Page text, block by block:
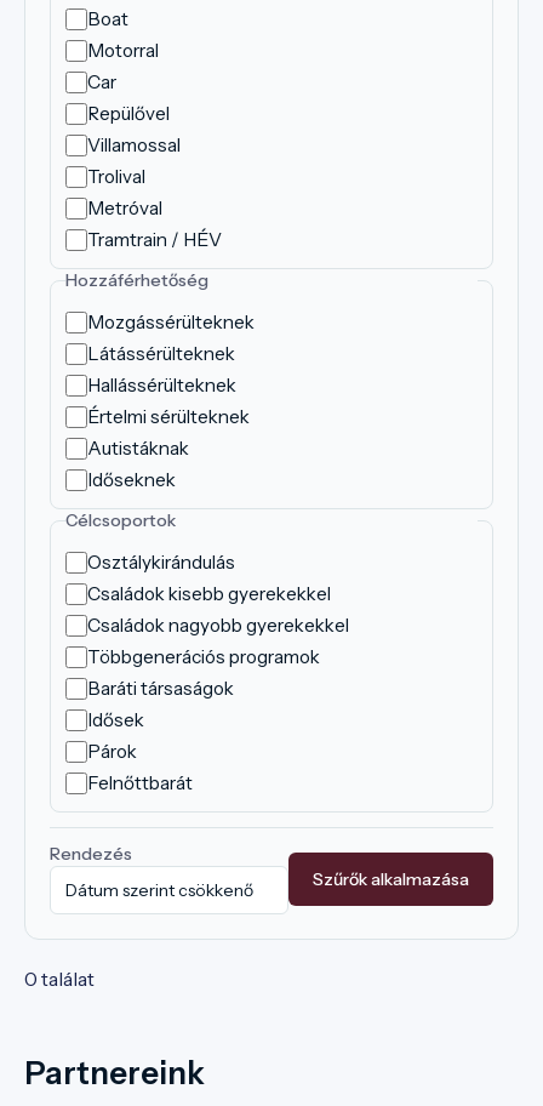
Boat
Motorral
Car
Repülővel
Villamossal
Trolival
Metróval
Tramtrain / HÉV
Hozzáférhetőség
Mozgássérülteknek
Látássérülteknek
Hallássérülteknek
Értelmi sérülteknek
Autistáknak
Időseknek
Célcsoportok
Osztálykirándulás
Családok kisebb gyerekekkel
Családok nagyobb gyerekekkel
Többgenerációs programok
Baráti társaságok
Idősek
Párok
Felnőttbarát
Rendezés
Szűrők alkalmazása
0 találat
Partnereink